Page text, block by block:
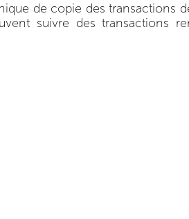
de copie des transactions
suivre des transactions